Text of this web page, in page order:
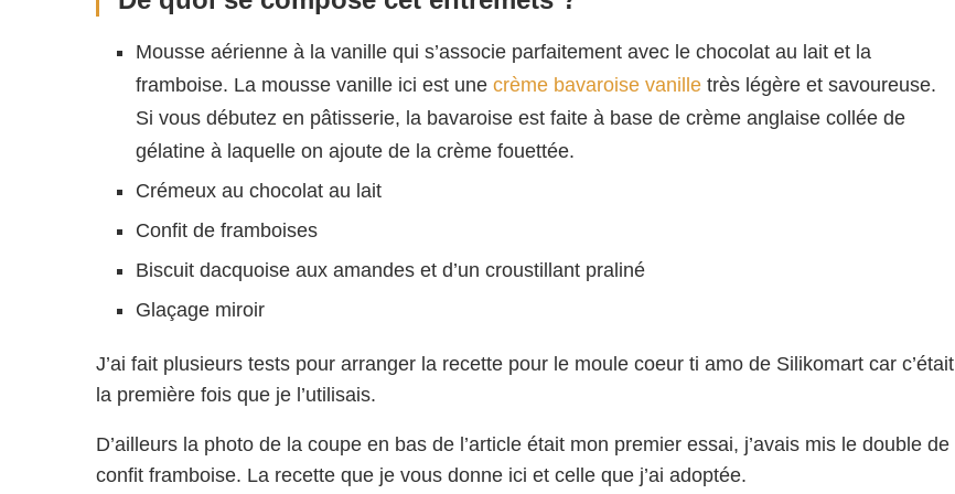
Mousse aérienne à la vanille qui s’associe parfaitement avec le chocolat au lait et la
framboise. La mousse vanille ici est une crème bavaroise vanille très légère et savoureuse.
Si vous débutez en pâtisserie, la bavaroise est faite à base de crème anglaise collée de
gélatine à laquelle on ajoute de la crème fouettée.
Crémeux au chocolat au lait
Confit de framboises
Biscuit dacquoise aux amandes et d’un croustillant praliné
Glaçage miroir
J’ai fait plusieurs tests pour arranger la recette pour le moule coeur ti amo de Silikomart car c’était
la première fois que je l’utilisais.
D’ailleurs la photo de la coupe en bas de l’article était mon premier essai, j’avais mis le double de
confit framboise. La recette que je vous donne ici et celle que j’ai adoptée.